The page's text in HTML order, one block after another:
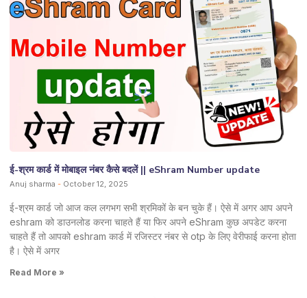
ई-श्रम कार्ड में मोबाइल नंबर कैसे बदलें || eShram Number update
Anuj sharma October 12, 2025
ई-श्रम कार्ड जो आज कल लगभग सभी श्रमिकों के बन चुके हैं। ऐसे में अगर आप अपने
eshram को डाउनलोड करना चाहते हैं या फिर अपने eShram कुछ अपडेट करना
चाहते हैं तो आपको eshram कार्ड में रजिस्टर नंबर से otp के लिए वेरीफाई करना होता
है। ऐसे में अगर
Read More »